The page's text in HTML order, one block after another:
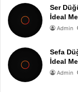
Ser
İdeal
Admin
Sefa
İdeal
Admin